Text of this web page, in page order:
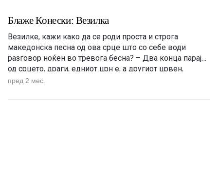
Блаже Конески: Везилка
Везилке, кажи како да се роди проста и строга
македонска песна од ова срце што со себе води
разговор ноќен во тревога бесна? – Два конца парај
од срцето, драги, едниот црн е, а другиот црвен,
едниот буди морничави таги, другиот копнеж и светол
копнеж […]
пред 2 мес.